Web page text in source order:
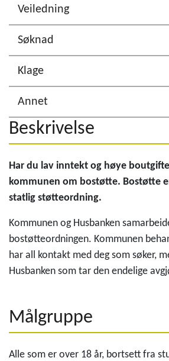
Veiledning
Søknad
Klage
Annet
Beskrivelse
Har du lav inntekt og høye
kommunen om bostøtte. Bostøtte
statlig støtteordning.
Kommunen og Husbanken
bostøtteordningen. Kommunen
har all kontakt med deg som søker,
Husbanken som tar den endelige
Målgruppe
Alle som er over 18 år, bortsett fra